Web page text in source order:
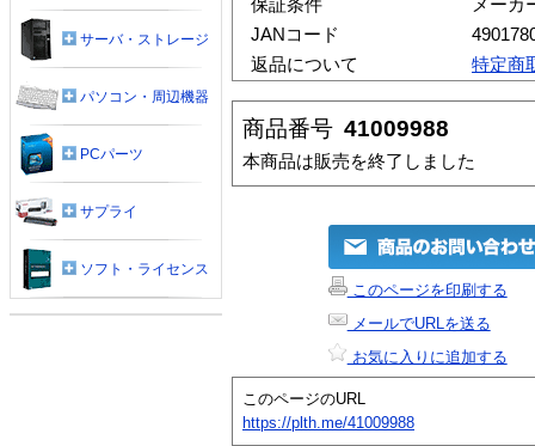
保証条件
メーカ
JANコード
返品について
特定商
商品番号 41009988
本商品は販売を終了しました
このページを印刷する
メールでURLを送る
お気に入りに追加する
このページのURL
https://plth.me/41009988
サーバ・ストレージ
パソコン・周辺機器
PCパーツ
サプライ
ソフト・ライセンス